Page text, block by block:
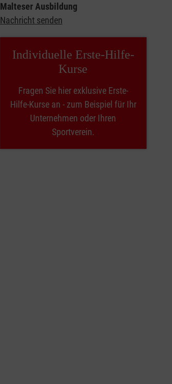
Malteser Ausbildung
Nachricht senden
Individuelle Erste-Hilfe-
Kurse
Fragen Sie hier exklusive Erste-
Hilfe-Kurse an - zum Beispiel für Ihr
Unternehmen oder Ihren
Sportverein.